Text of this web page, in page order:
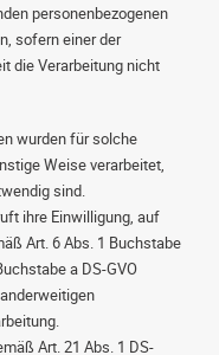
personenbezogenen
sofern einer der
die Verarbeitung nicht
wurden für solche
Weise verarbeitet,
sind.
ihre Einwilligung, auf
Art. 6 Abs. 1 Buchstabe
a DS-GVO
Art. 21 Abs. 1 DS-